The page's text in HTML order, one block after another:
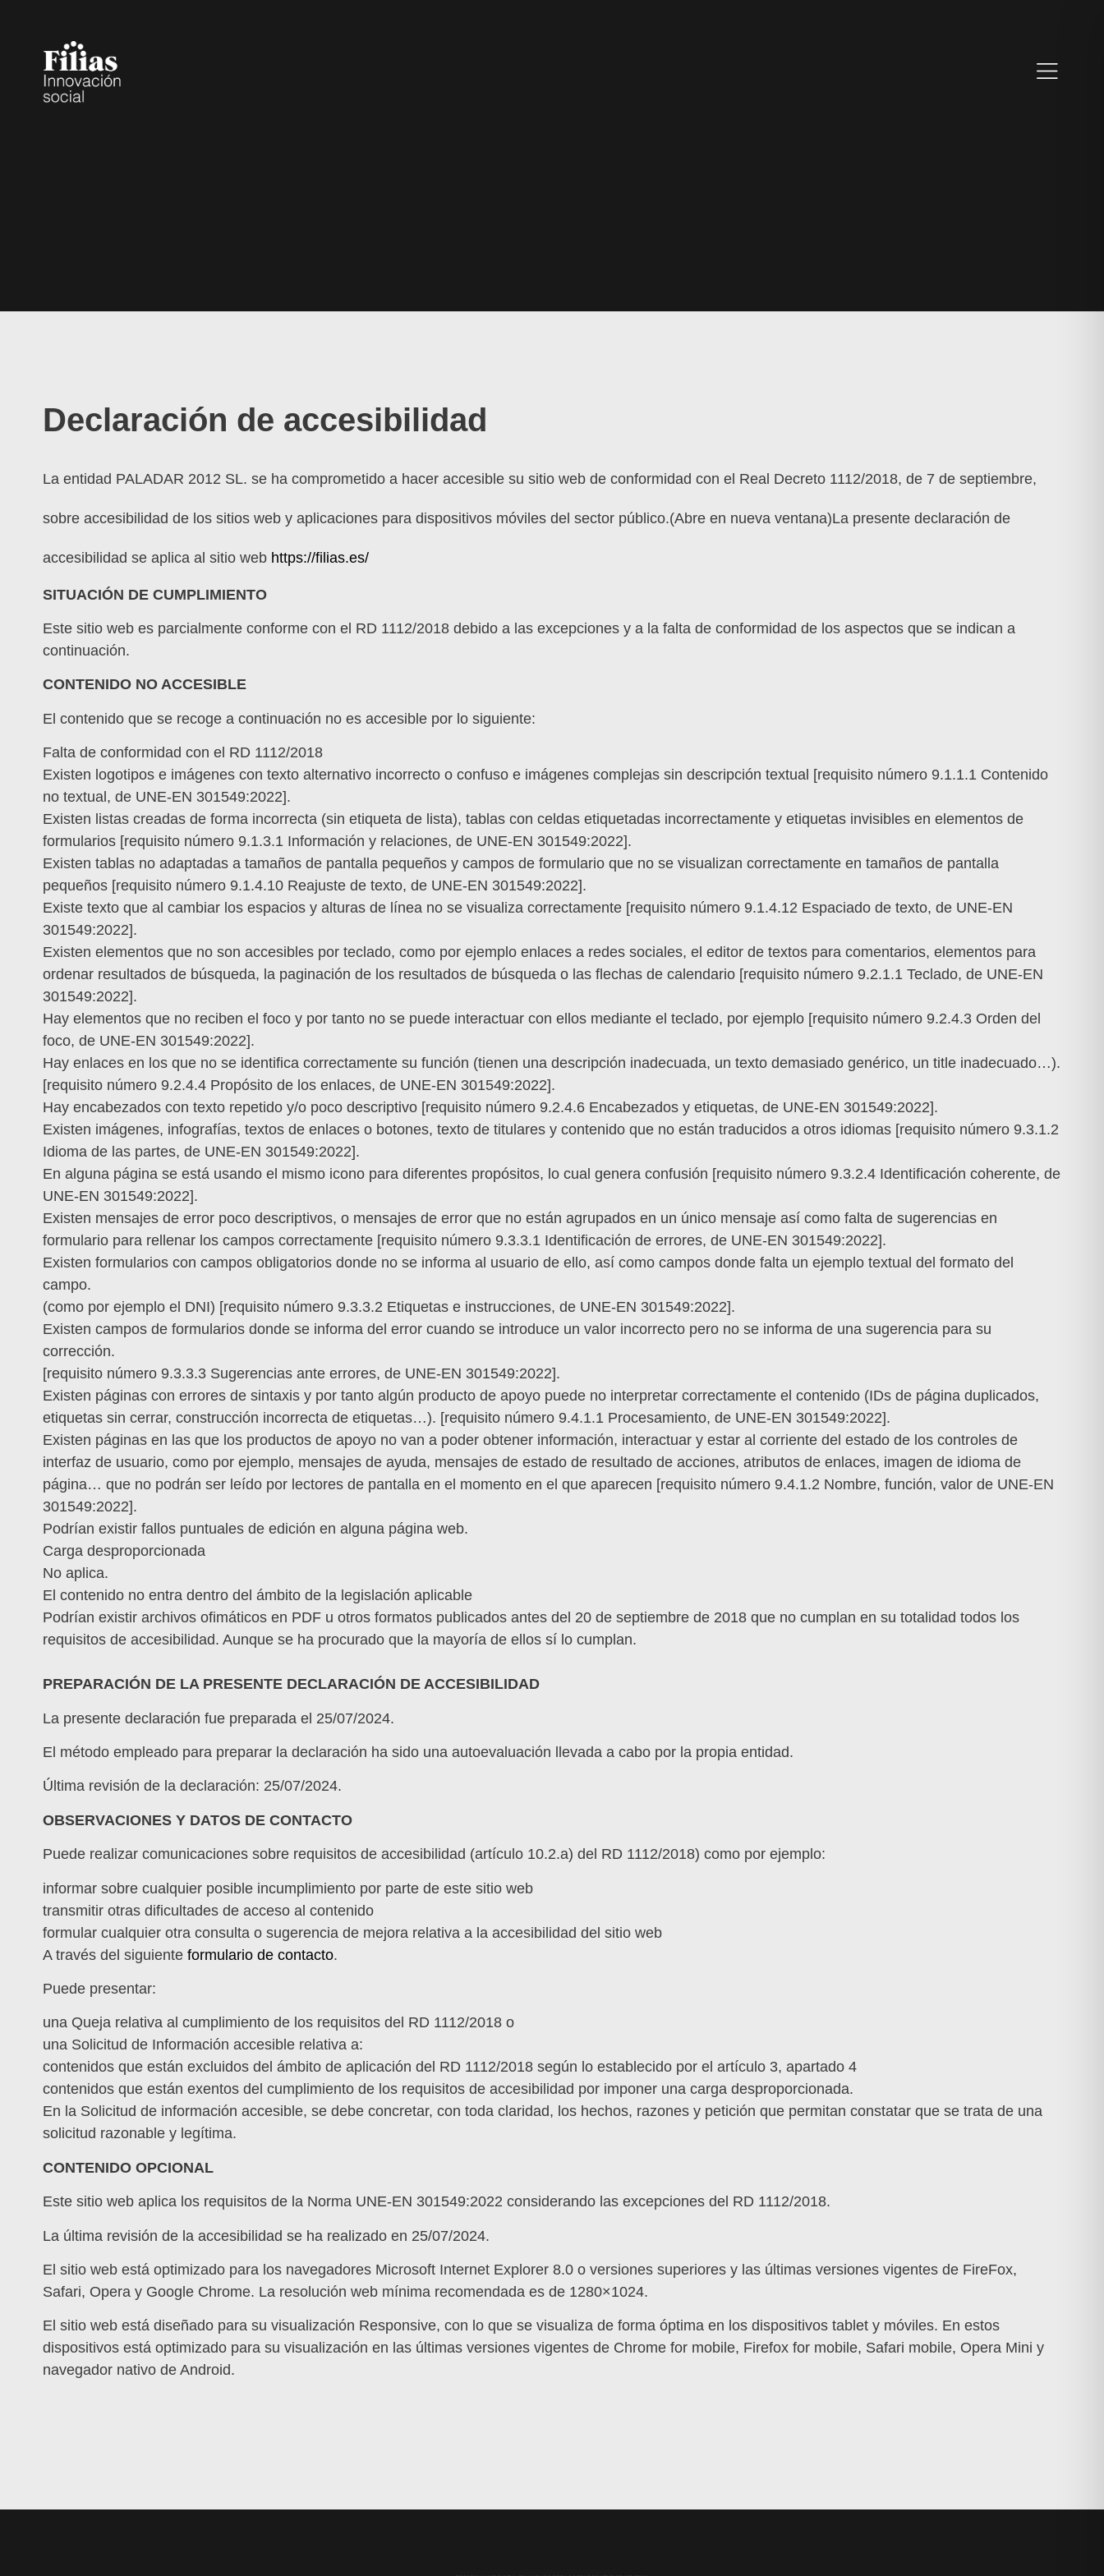
Declaración de accesibilidad
La entidad PALADAR 2012 SL. se ha comprometido a hacer accesible su sitio web de conformidad con el Real Decreto 1112/2018, de 7 de septiembre,
sobre accesibilidad de los sitios web y aplicaciones para dispositivos móviles del sector público.(Abre en nueva ventana)La presente declaración de
accesibilidad se aplica al sitio web https://filias.es/
SITUACIÓN DE CUMPLIMIENTO
Este sitio web es parcialmente conforme con el RD 1112/2018 debido a las excepciones y a la falta de conformidad de los aspectos que se indican a
continuación.
CONTENIDO NO ACCESIBLE
El contenido que se recoge a continuación no es accesible por lo siguiente:
Falta de conformidad con el RD 1112/2018
Existen logotipos e imágenes con texto alternativo incorrecto o confuso e imágenes complejas sin descripción textual [requisito número 9.1.1.1 Contenido
no textual, de UNE-EN 301549:2022].
Existen listas creadas de forma incorrecta (sin etiqueta de lista), tablas con celdas etiquetadas incorrectamente y etiquetas invisibles en elementos de
formularios [requisito número 9.1.3.1 Información y relaciones, de UNE-EN 301549:2022].
Existen tablas no adaptadas a tamaños de pantalla pequeños y campos de formulario que no se visualizan correctamente en tamaños de pantalla
pequeños [requisito número 9.1.4.10 Reajuste de texto, de UNE-EN 301549:2022].
Existe texto que al cambiar los espacios y alturas de línea no se visualiza correctamente [requisito número 9.1.4.12 Espaciado de texto, de UNE-EN
301549:2022].
Existen elementos que no son accesibles por teclado, como por ejemplo enlaces a redes sociales, el editor de textos para comentarios, elementos para
ordenar resultados de búsqueda, la paginación de los resultados de búsqueda o las flechas de calendario [requisito número 9.2.1.1 Teclado, de UNE-EN
301549:2022].
Hay elementos que no reciben el foco y por tanto no se puede interactuar con ellos mediante el teclado, por ejemplo [requisito número 9.2.4.3 Orden del
foco, de UNE-EN 301549:2022].
Hay enlaces en los que no se identifica correctamente su función (tienen una descripción inadecuada, un texto demasiado genérico, un title inadecuado…).
[requisito número 9.2.4.4 Propósito de los enlaces, de UNE-EN 301549:2022].
Hay encabezados con texto repetido y/o poco descriptivo [requisito número 9.2.4.6 Encabezados y etiquetas, de UNE-EN 301549:2022].
Existen imágenes, infografías, textos de enlaces o botones, texto de titulares y contenido que no están traducidos a otros idiomas [requisito número 9.3.1.2
Idioma de las partes, de UNE-EN 301549:2022].
En alguna página se está usando el mismo icono para diferentes propósitos, lo cual genera confusión [requisito número 9.3.2.4 Identificación coherente, de
UNE-EN 301549:2022].
Existen mensajes de error poco descriptivos, o mensajes de error que no están agrupados en un único mensaje así como falta de sugerencias en
formulario para rellenar los campos correctamente [requisito número 9.3.3.1 Identificación de errores, de UNE-EN 301549:2022].
Existen formularios con campos obligatorios donde no se informa al usuario de ello, así como campos donde falta un ejemplo textual del formato del
campo.
(como por ejemplo el DNI) [requisito número 9.3.3.2 Etiquetas e instrucciones, de UNE-EN 301549:2022].
Existen campos de formularios donde se informa del error cuando se introduce un valor incorrecto pero no se informa de una sugerencia para su
corrección.
[requisito número 9.3.3.3 Sugerencias ante errores, de UNE-EN 301549:2022].
Existen páginas con errores de sintaxis y por tanto algún producto de apoyo puede no interpretar correctamente el contenido (IDs de página duplicados,
etiquetas sin cerrar, construcción incorrecta de etiquetas…). [requisito número 9.4.1.1 Procesamiento, de UNE-EN 301549:2022].
Existen páginas en las que los productos de apoyo no van a poder obtener información, interactuar y estar al corriente del estado de los controles de
interfaz de usuario, como por ejemplo, mensajes de ayuda, mensajes de estado de resultado de acciones, atributos de enlaces, imagen de idioma de
página… que no podrán ser leído por lectores de pantalla en el momento en el que aparecen [requisito número 9.4.1.2 Nombre, función, valor de UNE-EN
301549:2022].
Podrían existir fallos puntuales de edición en alguna página web.
Carga desproporcionada
No aplica.
El contenido no entra dentro del ámbito de la legislación aplicable
Podrían existir archivos ofimáticos en PDF u otros formatos publicados antes del 20 de septiembre de 2018 que no cumplan en su totalidad todos los
requisitos de accesibilidad. Aunque se ha procurado que la mayoría de ellos sí lo cumplan.
PREPARACIÓN DE LA PRESENTE DECLARACIÓN DE ACCESIBILIDAD
La presente declaración fue preparada el 25/07/2024.
El método empleado para preparar la declaración ha sido una autoevaluación llevada a cabo por la propia entidad.
Última revisión de la declaración: 25/07/2024.
OBSERVACIONES Y DATOS DE CONTACTO
Puede realizar comunicaciones sobre requisitos de accesibilidad (artículo 10.2.a) del RD 1112/2018) como por ejemplo:
informar sobre cualquier posible incumplimiento por parte de este sitio web
transmitir otras dificultades de acceso al contenido
formular cualquier otra consulta o sugerencia de mejora relativa a la accesibilidad del sitio web
A través del siguiente formulario de contacto.
Puede presentar:
una Queja relativa al cumplimiento de los requisitos del RD 1112/2018 o
una Solicitud de Información accesible relativa a:
contenidos que están excluidos del ámbito de aplicación del RD 1112/2018 según lo establecido por el artículo 3, apartado 4
contenidos que están exentos del cumplimiento de los requisitos de accesibilidad por imponer una carga desproporcionada.
En la Solicitud de información accesible, se debe concretar, con toda claridad, los hechos, razones y petición que permitan constatar que se trata de una
solicitud razonable y legítima.
CONTENIDO OPCIONAL
Este sitio web aplica los requisitos de la Norma UNE-EN 301549:2022 considerando las excepciones del RD 1112/2018.
La última revisión de la accesibilidad se ha realizado en 25/07/2024.
El sitio web está optimizado para los navegadores Microsoft Internet Explorer 8.0 o versiones superiores y las últimas versiones vigentes de FireFox,
Safari, Opera y Google Chrome. La resolución web mínima recomendada es de 1280×1024.
El sitio web está diseñado para su visualización Responsive, con lo que se visualiza de forma óptima en los dispositivos tablet y móviles. En estos
dispositivos está optimizado para su visualización en las últimas versiones vigentes de Chrome for mobile, Firefox for mobile, Safari mobile, Opera Mini y
navegador nativo de Android.